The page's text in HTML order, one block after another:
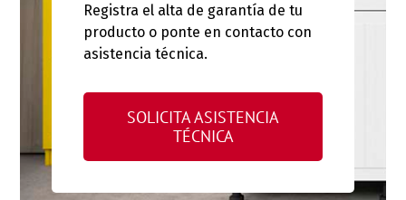
Registra el alta de garantía de tu
producto o ponte en contacto con
asistencia técnica.
SOLICITA ASISTENCIA
TÉCNICA